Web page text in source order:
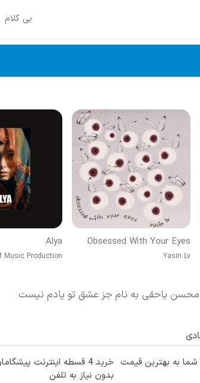
بی کلام
Obsessed With Your Eyes
Yasin Lv
Alya
Music Production
محسن یاحقی به نام جز عشق تو یادم نیست
به بهترین قیمت
خرید 4 قسطه اینترنت
بدون نیاز به تلفن